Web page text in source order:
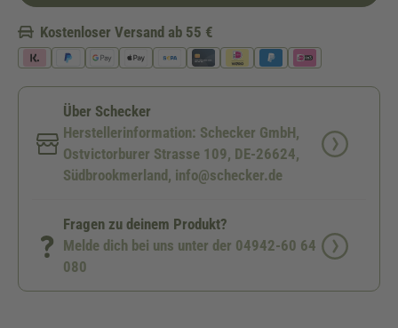
Kostenloser Versand ab 55 €
Über Schecker
Herstellerinformation: Schecker GmbH,
Ostvictorburer Strasse 109, DE-26624,
Südbrookmerland, info@schecker.de
Fragen zu deinem Produkt?
Melde dich bei uns unter der 04942-60 64
080